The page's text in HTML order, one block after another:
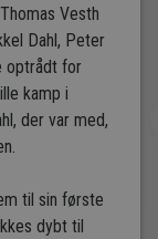
Vesth
Dahl, Peter
optrådt for
kamp i
der var med,
til sin første
dybt til